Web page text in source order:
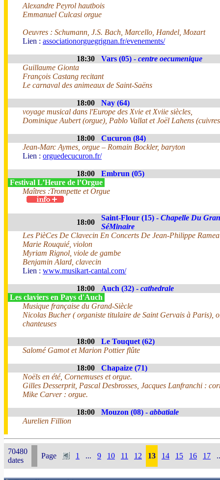
Alexandre Peyrol hautbois
Emmanuel Culcasi orgue
Oeuvres : Schumann, J.S. Bach, Marcello, Handel, Mozart
Lien : associationorguegrignan.fr/evenements/
18:30 Vars (05) - centre oecumenique
Guillaume Gionta
François Castang recitant
Le carnaval des animeaux de Saint-Saëns
18:00
Nay (64)
voyage musical dans l'Europe des Xvie et Xviie siècles,
Dominique Aubert (orgue), Pablo Vallat et Joël Lahens
18:00
Cucuron (84)
Jean-Marc Aymes, orgue – Romain Bockler, baryton
Lien : orguedecucuron.fr/
18:00
Embrun (05)
Festival L’Heure de l’Orgue
Maîtres :Trompette et Orgue
18:00
Saint-Flour (15) - Chapelle Du
SéMinaire
Les PièCes De Clavecin En Concerts De Jean-Philippe
Marie Rouquié, violon
Myriam Rignol, viole de gambe
Benjamin Alard, clavecin
Lien : www.musikart-cantal.com/
18:00 Auch (32) - cathedrale
Les claviers en Pays d'Auch
Musique française du Grand-Siècle
Nicolas Bucher ( organiste titulaire de Saint Gervais à Paris),
chanteuses
18:00
Le Touquet (62)
Salomé Gamot et Marion Pottier flûte
18:00
Chapaize (71)
Noëls en été, Cornemuses et orgue.
Gilles Desserprit, Pascal Desbrosses, Jacques Lanfranchi :
Mike Carver : orgue.
18:00 Mouzon (08) - abbatiale
Aurelien Fillion
70480
dates
Page 1 ... 9 10 11 12 13 14 15 16 17